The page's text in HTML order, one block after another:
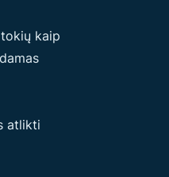
kaip
atlikti